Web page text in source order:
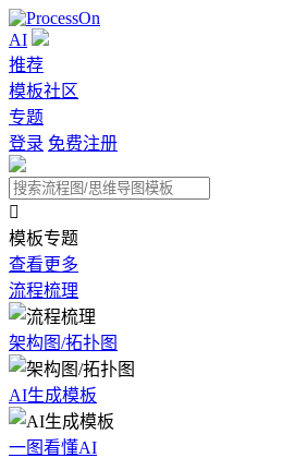
AI
推荐
模板社区
专题
登录 免费注册

模板专题
查看更多
流程梳理
架构图/拓扑图
AI生成模板
一图看懂AI